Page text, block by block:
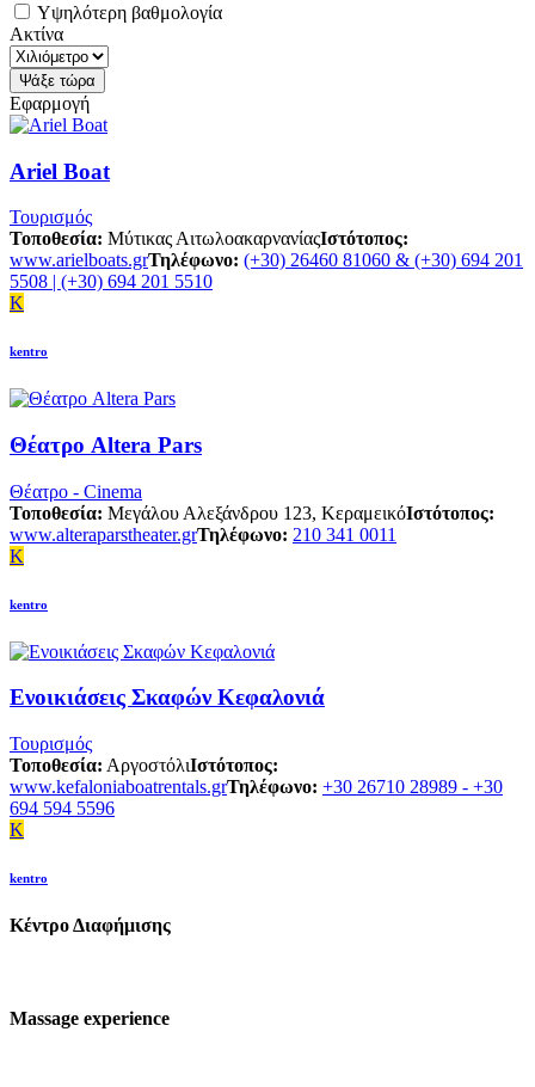
Υψηλότερη βαθμολογία
Ακτίνα
Εφαρμογή
Ariel Boat
Τουρισμός
Τοποθεσία: Μύτικας ΑιτωλοακαρνανίαςΙστότοπος:
www.arielboats.grΤηλέφωνο: (+30) 26460 81060 & (+30) 694 201
5508 | (+30) 694 201 5510
K
kentro
Θέατρο Altera Pars
Θέατρο - Cinema
Τοποθεσία: Μεγάλου Αλεξάνδρου 123, ΚεραμεικόΙστότοπος:
www.alteraparstheater.grΤηλέφωνο: 210 341 0011
K
kentro
Ενοικιάσεις Σκαφών Κεφαλονιά
Τουρισμός
Τοποθεσία: ΑργοστόλιΙστότοπος:
www.kefaloniaboatrentals.grΤηλέφωνο: +30 26710 28989 - +30
694 594 5596
K
kentro
Κέντρο Διαφήμισης
Massage experience